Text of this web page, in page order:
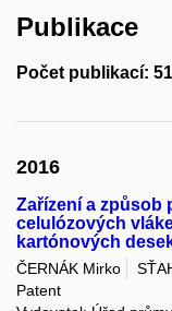
Publikace
Počet publikací: 51
2016
Zařízení a způsob
celulózových
kartónových
ČERNÁK Mirko
Patent